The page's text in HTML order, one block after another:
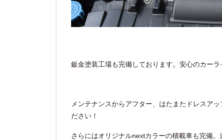
鈑金塗装工場も完備しております。安心のカーラ
メンテナンスからアフター、はたまたドレスア
ださい！
さらにはオリジナルnextカラーの積載車も完備